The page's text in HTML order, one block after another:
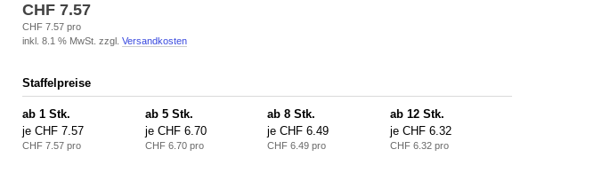
CHF 7.57
CHF 7.57 pro
inkl. 8.1 % MwSt. zzgl. Versandkosten
Staffelpreise
ab 1 Stk.
je CHF 7.57
CHF 7.57 pro
ab 5 Stk.
je CHF 6.70
CHF 6.70 pro
ab 8 Stk.
je CHF 6.49
CHF 6.49 pro
ab 12 Stk.
je CHF 6.32
CHF 6.32 pro